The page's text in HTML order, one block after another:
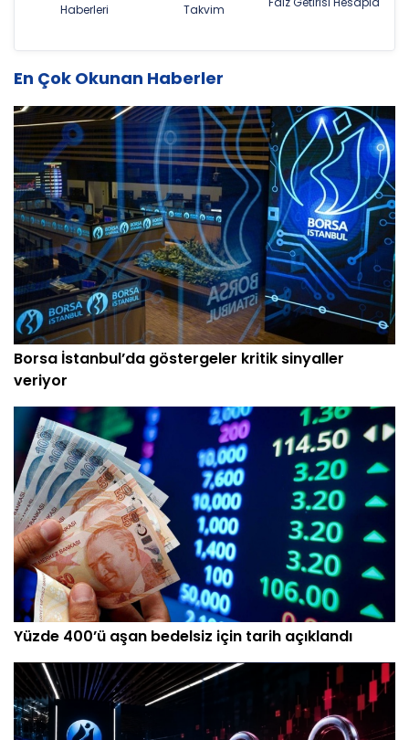
Haberleri
Takvim
En Çok Okunan Haberler
Borsa İstanbul’da göstergeler kritik sinyaller
veriyor
Yüzde 400’ü aşan bedelsiz için tarih açıklandı